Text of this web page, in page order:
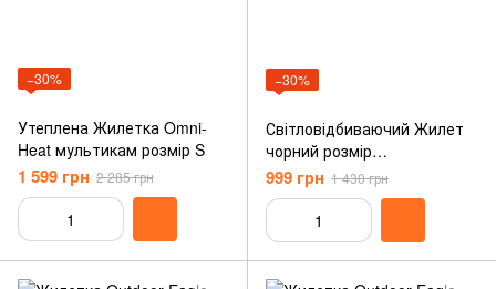
−30%
Утеплена Жилетка Omni-
Heat мультикам розмір S
1 599 грн 2 285 грн
−30%
Світловідбиваючий Жилет
чорний розмір
універсальний
999 грн 1 430 грн